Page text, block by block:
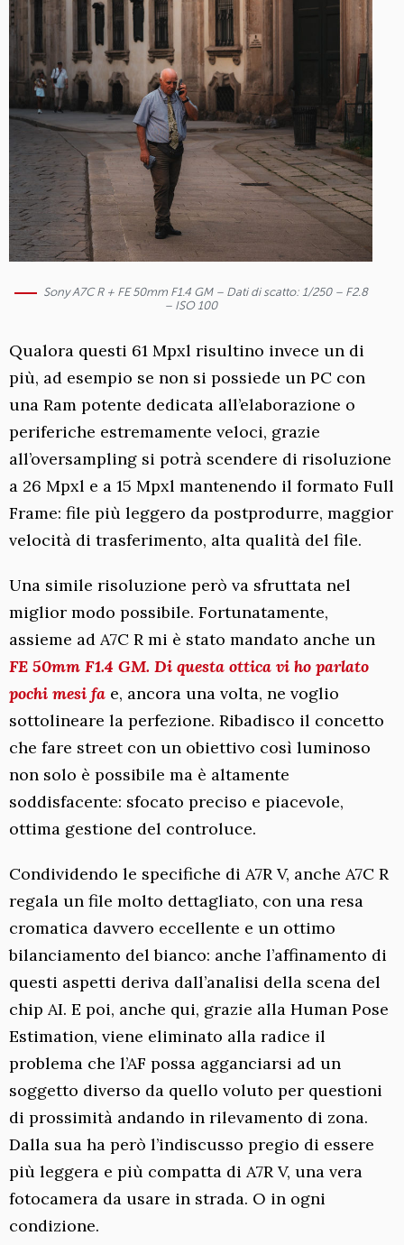
Sony A7C R + FE 50mm F1.4 GM – Dati di scatto: 1/250 – F2.8
– ISO 100
Qualora questi 61 Mpxl risultino invece un di
più, ad esempio se non si possiede un PC con
una Ram potente dedicata all’elaborazione o
periferiche estremamente veloci, grazie
all’oversampling si potrà scendere di risoluzione
a 26 Mpxl e a 15 Mpxl mantenendo il formato Full
Frame: file più leggero da postprodurre, maggior
velocità di trasferimento, alta qualità del file.
Una simile risoluzione però va sfruttata nel
miglior modo possibile. Fortunatamente,
assieme ad A7C R mi è stato mandato anche un
FE 50mm F1.4 GM. Di questa ottica vi ho parlato
pochi mesi fa e, ancora una volta, ne voglio
sottolineare la perfezione. Ribadisco il concetto
che fare street con un obiettivo così luminoso
non solo è possibile ma è altamente
soddisfacente: sfocato preciso e piacevole,
ottima gestione del controluce.
Condividendo le specifiche di A7R V, anche A7C R
regala un file molto dettagliato, con una resa
cromatica davvero eccellente e un ottimo
bilanciamento del bianco: anche l’affinamento di
questi aspetti deriva dall’analisi della scena del
chip AI. E poi, anche qui, grazie alla Human Pose
Estimation, viene eliminato alla radice il
problema che l’AF possa agganciarsi ad un
soggetto diverso da quello voluto per questioni
di prossimità andando in rilevamento di zona.
Dalla sua ha però l’indiscusso pregio di essere
più leggera e più compatta di A7R V, una vera
fotocamera da usare in strada. O in ogni
condizione.